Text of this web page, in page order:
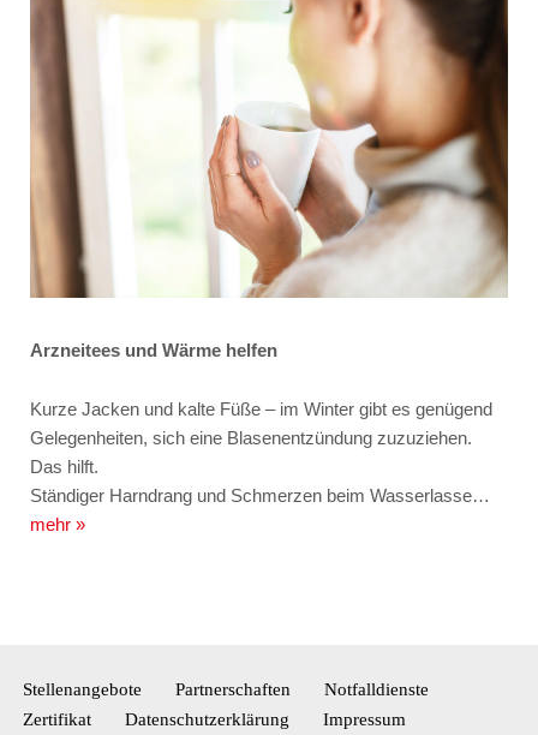
Arzneitees und Wärme helfen
Kurze Jacken und kalte Füße – im Winter gibt es genügend
Gelegenheiten, sich eine Blasenentzündung zuzuziehen.
Das hilft.
Ständiger Harndrang und Schmerzen beim Wasserlasse…
mehr »
Stellenangebote Partnerschaften
Notfalldienste
Zertifikat
Datenschutzerklärung Impressum